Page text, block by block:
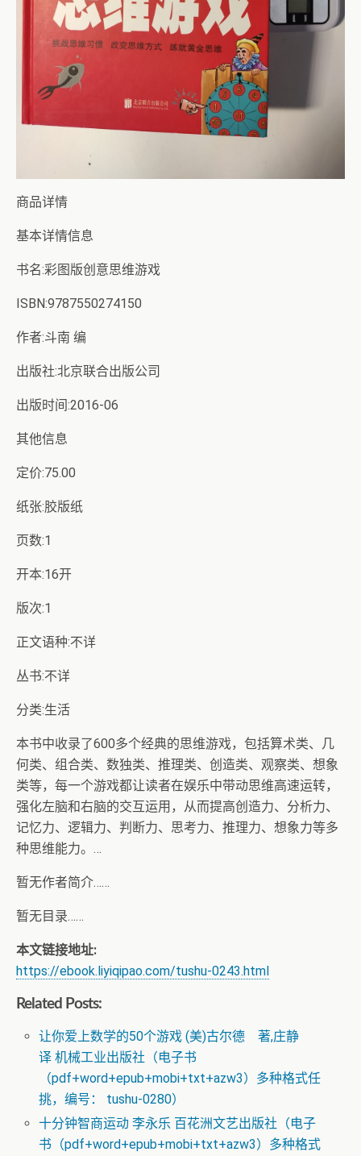
商品详情
基本详情信息
书名:彩图版创意思维游戏
ISBN:9787550274150
作者:斗南 编
出版社:北京联合出版公司
出版时间:2016-06
其他信息
定价:75.00
纸张:胶版纸
页数:1
开本:16开
版次:1
正文语种:不详
丛书:不详
分类:生活
本书中收录了600多个经典的思维游戏，包括算术类、几
何类、组合类、数独类、推理类、创造类、观察类、想象
类等，每一个游戏都让读者在娱乐中带动思维高速运转，
强化左脑和右脑的交互运用，从而提高创造力、分析力、
记忆力、逻辑力、判断力、思考力、推理力、想象力等多
种思维能力。…
暂无作者简介……
暂无目录……
本文链接地址:
https://ebook.liyiqipao.com/tushu-0243.html
Related Posts:
让你爱上数学的50个游戏 (美)古尔德 著,庄静
译 机械工业出版社（电子书
（pdf+word+epub+mobi+txt+azw3）多种格式任
挑，编号： tushu-0280）
十分钟智商运动 李永乐 百花洲文艺出版社（电子
书（pdf+word+epub+mobi+txt+azw3）多种格式